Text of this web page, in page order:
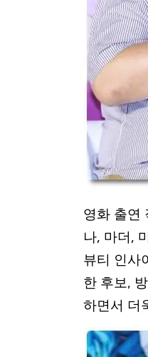
영화 출연
나, 마더,
뷰티 인사
한 후보,
하면서 더